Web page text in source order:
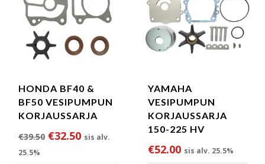
HONDA BF40 &
BF50 VESIPUMPUN
KORJAUSSARJA
€39.50 Alkuperäinen hinta oli: €39.50.
€32.50Nykyinen hinta on: €32.50.
sis alv.
25.5%
YAMAHA
VESIPUMPUN
KORJAUSSARJA
150-225 HV
€52.00 sis alv. 25.5%